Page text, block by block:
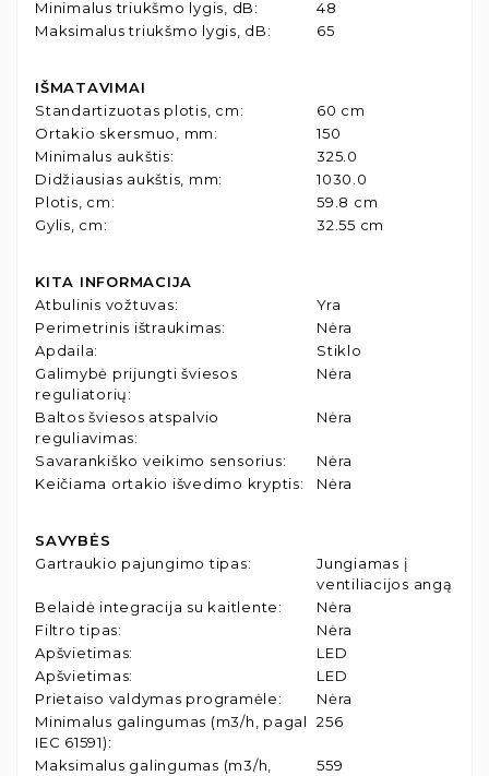
Minimalus triukšmo lygis, dB:
48
Maksimalus triukšmo lygis, dB: 65
IŠMATAVIMAI
Standartizuotas plotis, cm:
60 cm
Ortakio skersmuo, mm:
150
Minimalus aukštis:
325.0
Didžiausias aukštis, mm:
1030.0
Plotis, cm:
59.8 cm
Gylis, cm: 32.55 cm
KITA INFORMACIJA
Atbulinis vožtuvas:
Yra
Perimetrinis ištraukimas:
Nėra
Apdaila:
Stiklo
Galimybė prijungti šviesos
reguliatorių:
Nėra
Baltos šviesos atspalvio
reguliavimas:
Nėra
Savarankiško veikimo sensorius:
Nėra
Keičiama ortakio išvedimo kryptis: Nėra
SAVYBĖS
Gartraukio pajungimo tipas:
Jungiamas į
ventiliacijos angą
Belaidė integracija su kaitlente:
Nėra
Filtro tipas:
Nėra
Apšvietimas:
LED
Apšvietimas:
LED
Prietaiso valdymas programėle:
Nėra
Minimalus galingumas (m3/h, pagal
IEC 61591):
256
Maksimalus galingumas (m3/h,
559